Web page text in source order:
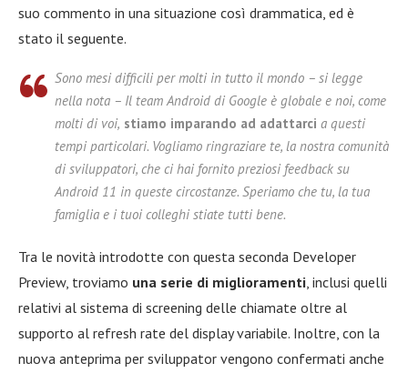
suo commento in una situazione così drammatica, ed è
stato il seguente.
Sono mesi difficili per molti in tutto il mondo – si legge
nella nota – Il team Android di Google è globale e noi, come
molti di voi, stiamo imparando ad adattarci a questi
tempi particolari. Vogliamo ringraziare te, la nostra comunità
di sviluppatori, che ci hai fornito preziosi feedback su
Android 11 in queste circostanze. Speriamo che tu, la tua
famiglia e i tuoi colleghi stiate tutti bene.
Tra le novità introdotte con questa seconda Developer
Preview, troviamo una serie di miglioramenti, inclusi quelli
relativi al sistema di screening delle chiamate oltre al
supporto al refresh rate del display variabile. Inoltre, con la
nuova anteprima per sviluppator vengono confermati anche